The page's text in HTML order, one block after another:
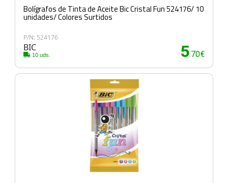
Bolígrafos de Tinta de Aceite Bic Cristal Fun 524176/ 10
unidades/ Colores Surtidos
P/N: 524176
BIC
10 uds. 5.70€